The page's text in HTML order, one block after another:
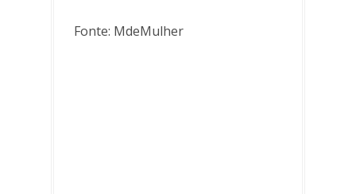
Fonte: MdeMulher